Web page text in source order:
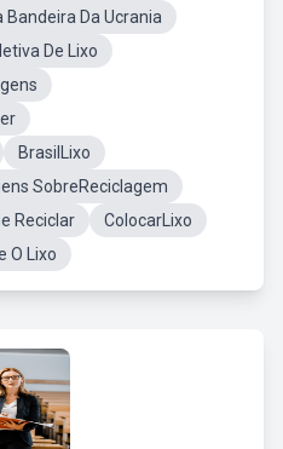
Bandeira Da Ucrania
De Lixo
BrasilLixo
SobreReciclagem
Reciclar
ColocarLixo
O Lixo